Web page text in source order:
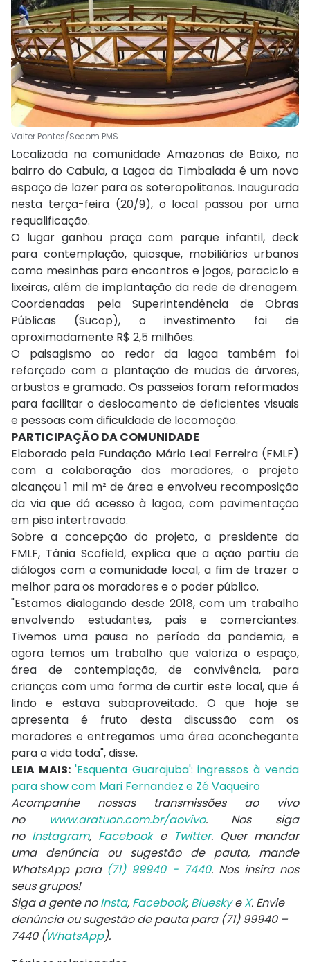
Valter Pontes/Secom PMS
Localizada na comunidade Amazonas de Baixo, no
bairro do Cabula, a Lagoa da Timbalada é um novo
espaço de lazer para os soteropolitanos. Inaugurada
nesta terça-feira (20/9), o local passou por uma
requalificação.
O lugar ganhou praça com parque infantil, deck
para contemplação, quiosque, mobiliários urbanos
como mesinhas para encontros e jogos, paraciclo e
lixeiras, além de implantação da rede de drenagem.
Coordenadas pela Superintendência de Obras
Públicas (Sucop), o investimento foi de
aproximadamente R$ 2,5 milhões.
O paisagismo ao redor da lagoa também foi
reforçado com a plantação de mudas de árvores,
arbustos e gramado. Os passeios foram reformados
para facilitar o deslocamento de deficientes visuais
e pessoas com dificuldade de locomoção.
PARTICIPAÇÃO DA COMUNIDADE
Elaborado pela Fundação Mário Leal Ferreira (FMLF)
com a colaboração dos moradores, o projeto
alcançou 1 mil m² de área e envolveu recomposição
da via que dá acesso à lagoa, com pavimentação
em piso intertravado.
Sobre a concepção do projeto, a presidente da
FMLF, Tânia Scofield, explica que a ação partiu de
diálogos com a comunidade local, a fim de trazer o
melhor para os moradores e o poder público.
"Estamos dialogando desde 2018, com um trabalho
envolvendo estudantes, pais e comerciantes.
Tivemos uma pausa no período da pandemia, e
agora temos um trabalho que valoriza o espaço,
área de contemplação, de convivência, para
crianças com uma forma de curtir este local, que é
lindo e estava subaproveitado. O que hoje se
apresenta é fruto desta discussão com os
moradores e entregamos uma área aconchegante
para a vida toda", disse.
LEIA MAIS: 'Esquenta Guarajuba': ingressos à venda
para show com Mari Fernandez e Zé Vaqueiro
Acompanhe nossas transmissões ao vivo
no
www.aratuon.com.br/aovivo. Nos siga
no Instagram, Facebooke Twitter. Quer mandar
uma denúncia ou sugestão de pauta, mande
WhatsApp para (71) 99940 - 7440. Nos insira nos
seus grupos!
Siga a gente noInsta, Facebook, BlueskyeX. Envie
denúncia ou sugestão de pauta para (71) 99940 –
7440 (WhatsApp).